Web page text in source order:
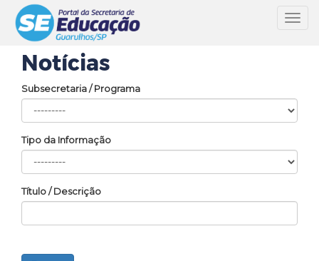
Notícias
Subsecretaria / Programa
Tipo da Informação
Título / Descrição